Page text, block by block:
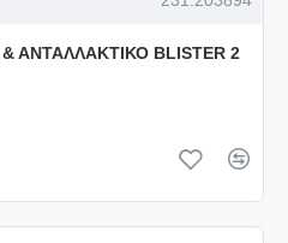
ΑΝΤΑΛΛΑΚΤΙΚΟ BLISTER 2